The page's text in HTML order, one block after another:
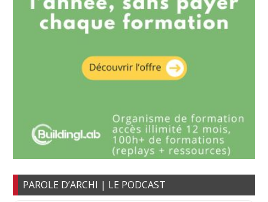
PAROLE D’ARCHI | LE PODCAST